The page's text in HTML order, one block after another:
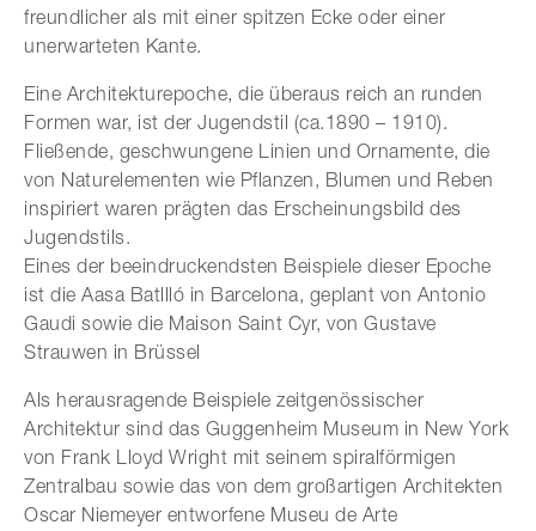
freundlicher als mit einer spitzen Ecke oder einer
unerwarteten Kante.
Eine Architekturepoche, die überaus reich an runden
Formen war, ist der Jugendstil (ca.1890 – 1910).
Fließende, geschwungene Linien und Ornamente, die
von Naturelementen wie Pflanzen, Blumen und Reben
inspiriert waren prägten das Erscheinungsbild des
Jugendstils.
Eines der beeindruckendsten Beispiele dieser Epoche
ist die Aasa Batllló in Barcelona, geplant von Antonio
Gaudi sowie die Maison Saint Cyr, von Gustave
Strauwen in Brüssel
Als herausragende Beispiele zeitgenössischer
Architektur sind das Guggenheim Museum in New York
von Frank Lloyd Wright mit seinem spiralförmigen
Zentralbau sowie das von dem großartigen Architekten
Oscar Niemeyer entworfene Museu de Arte